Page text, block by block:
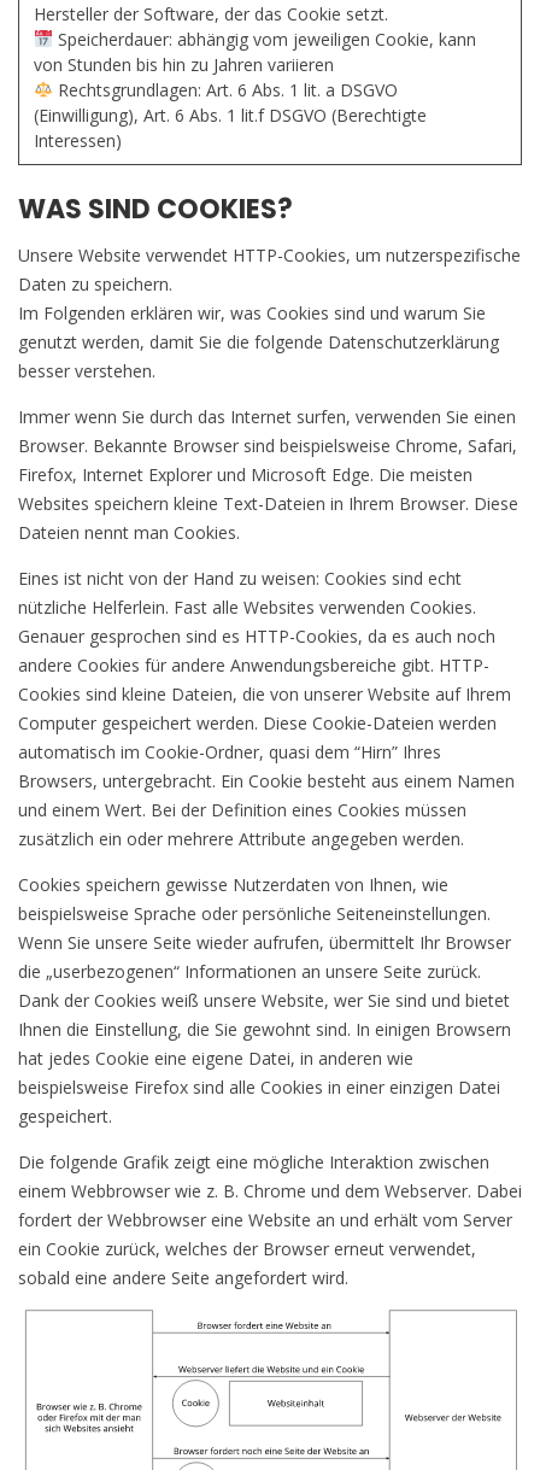
Hersteller der Software, der das Cookie setzt.
Speicherdauer: abhängig vom jeweiligen Cookie, kann
von Stunden bis hin zu Jahren variieren
Rechtsgrundlagen: Art. 6 Abs. 1 lit. a DSGVO
(Einwilligung), Art. 6 Abs. 1 lit.f DSGVO (Berechtigte
Interessen)
WAS SIND COOKIES?
Unsere Website verwendet HTTP-Cookies, um nutzerspezifische
Daten zu speichern.
Im Folgenden erklären wir, was Cookies sind und warum Sie
genutzt werden, damit Sie die folgende Datenschutzerklärung
besser verstehen.
Immer wenn Sie durch das Internet surfen, verwenden Sie einen
Browser. Bekannte Browser sind beispielsweise Chrome, Safari,
Firefox, Internet Explorer und Microsoft Edge. Die meisten
Websites speichern kleine Text-Dateien in Ihrem Browser. Diese
Dateien nennt man Cookies.
Eines ist nicht von der Hand zu weisen: Cookies sind echt
nützliche Helferlein. Fast alle Websites verwenden Cookies.
Genauer gesprochen sind es HTTP-Cookies, da es auch noch
andere Cookies für andere Anwendungsbereiche gibt. HTTP-
Cookies sind kleine Dateien, die von unserer Website auf Ihrem
Computer gespeichert werden. Diese Cookie-Dateien werden
automatisch im Cookie-Ordner, quasi dem “Hirn” Ihres
Browsers, untergebracht. Ein Cookie besteht aus einem Namen
und einem Wert. Bei der Definition eines Cookies müssen
zusätzlich ein oder mehrere Attribute angegeben werden.
Cookies speichern gewisse Nutzerdaten von Ihnen, wie
beispielsweise Sprache oder persönliche Seiteneinstellungen.
Wenn Sie unsere Seite wieder aufrufen, übermittelt Ihr Browser
die „userbezogenen“ Informationen an unsere Seite zurück.
Dank der Cookies weiß unsere Website, wer Sie sind und bietet
Ihnen die Einstellung, die Sie gewohnt sind. In einigen Browsern
hat jedes Cookie eine eigene Datei, in anderen wie
beispielsweise Firefox sind alle Cookies in einer einzigen Datei
gespeichert.
Die folgende Grafik zeigt eine mögliche Interaktion zwischen
einem Webbrowser wie z. B. Chrome und dem Webserver. Dabei
fordert der Webbrowser eine Website an und erhält vom Server
ein Cookie zurück, welches der Browser erneut verwendet,
sobald eine andere Seite angefordert wird.